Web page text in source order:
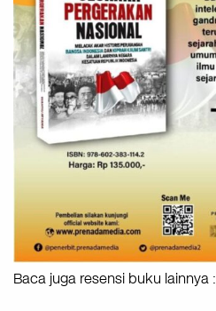
Baca juga resensi buku lainnya :